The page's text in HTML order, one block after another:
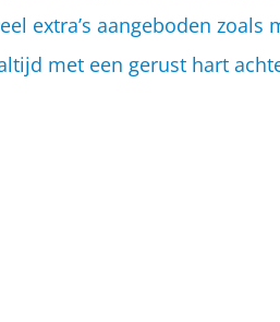
extra’s aangeboden
met een gerust hart